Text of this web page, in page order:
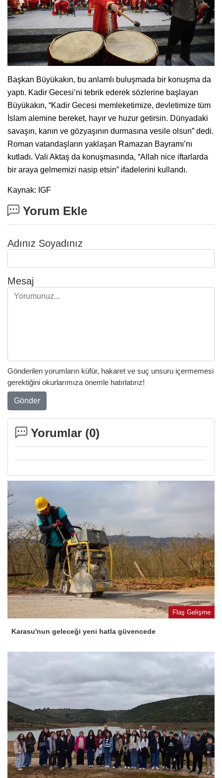
Başkan Büyükakın, bu anlamlı buluşmada bir konuşma da
yaptı. Kadir Gecesi’ni tebrik ederek sözlerine başlayan
Büyükakın, “Kadir Gecesi memleketimize, devletimize tüm
İslam alemine bereket, hayır ve huzur getirsin. Dünyadaki
savaşın, kanın ve gözyaşının durmasına vesile olsun” dedi.
Roman vatandaşların yaklaşan Ramazan Bayramı’nı
kutladı. Vali Aktaş da konuşmasında, “Allah nice iftarlarda
bir araya gelmemizi nasip etsin” ifadelerini kullandı.
Kaynak: IGF
Yorum Ekle
Adınız Soyadınız
Mesaj
Gönderilen yorumların küfür, hakaret ve suç unsuru içermemesi
gerektiğini okurlarımıza önemle hatırlatırız!
Gönder
Yorumlar (0)
Flaş Gelişme
Karasu'nun geleceği yeni hatla güvencede